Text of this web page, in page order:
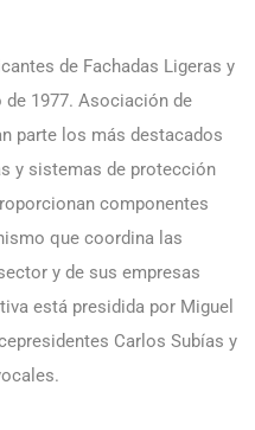
de Fachadas Ligeras y
1977. Asociación de
parte los más destacados
y sistemas de protección
componentes
que coordina las
y de sus empresas
está presidida por Miguel
Carlos Subías y